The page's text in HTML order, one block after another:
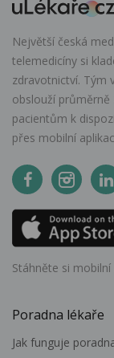
Největší česká
telemedicíny si
zdravotnictví. Tým
obslouží průměrně
pacientům k
přes mobilní
Stáhněte si mobilní
Poradna lékaře
Jak funguje